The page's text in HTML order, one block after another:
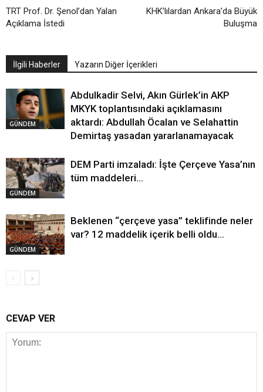
TRT Prof. Dr. Şenol’dan Yalan
Açıklama İstedi
KHK’lılardan Ankara’da Büyük
Buluşma
İlgili Haberler Yazarın Diğer İçerikleri
GÜNDEM
Abdulkadir Selvi, Akın Gürlek’in AKP
MKYK toplantısındaki açıklamasını
aktardı: Abdullah Öcalan ve Selahattin
Demirtaş yasadan yararlanamayacak
GÜNDEM
DEM Parti imzaladı: İşte Çerçeve Yasa’nın
tüm maddeleri…
GÜNDEM
Beklenen “çerçeve yasa” teklifinde neler
var? 12 maddelik içerik belli oldu…
CEVAP VER